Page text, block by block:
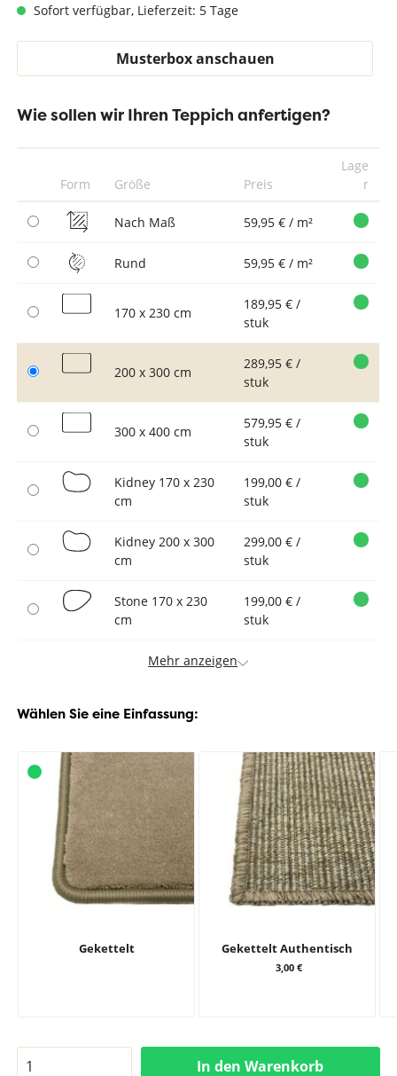
Sofort verfügbar, Lieferzeit: 5 Tage
Musterbox anschauen
Wie sollen wir Ihren Teppich anfertigen?
Form Größe Preis
Lage
r
Nach Maß 59,95 € / m²
Rund 59,95 € / m²
170 x 230 cm
189,95 € /
stuk
200 x 300 cm
289,95 € /
stuk
300 x 400 cm
579,95 € /
stuk
Kidney 170 x 230
cm
199,00 € /
stuk
Kidney 200 x 300
cm
299,00 € /
stuk
Stone 170 x 230
cm
199,00 € /
stuk
Mehr anzeigen
Wählen Sie eine Einfassung:
Gekettelt Gekettelt Authentisch
3,00 €
In den Warenkorb